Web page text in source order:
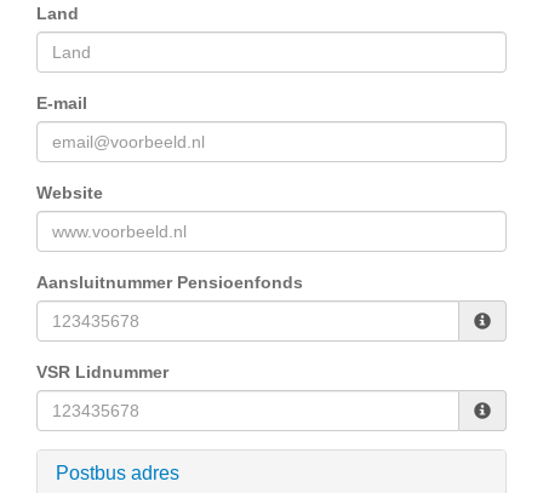
Land
E-mail
Website
Aansluitnummer Pensioenfonds
VSR Lidnummer
Postbus adres